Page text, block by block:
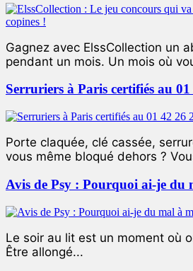
Gagnez avec ElssCollection un
pendant un mois. Un mois où
Serruriers à Paris certifiés au
Porte claquée, clé cassée,
vous même bloqué dehors ?
Avis de Psy : Pourquoi ai-je du
Le soir au lit est un moment où
Être allongé...